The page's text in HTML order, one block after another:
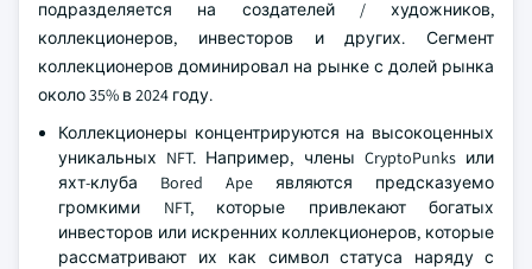
подразделяется на создателей / художников,
коллекционеров, инвесторов и других. Сегмент
коллекционеров доминировал на рынке с долей рынка
около 35% в 2024 году.
Коллекционеры концентрируются на высокоценных
уникальных NFT. Например, члены CryptoPunks или
яхт-клуба Bored Ape являются предсказуемо
громкими NFT, которые привлекают богатых
инвесторов или искренних коллекционеров, которые
рассматривают их как символ статуса наряду с